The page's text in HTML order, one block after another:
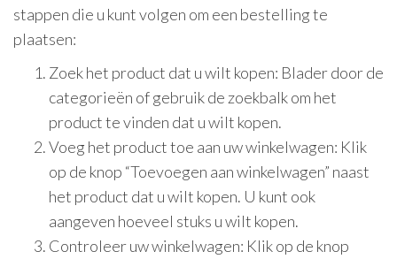
stappen die u kunt volgen om een bestelling te
plaatsen:
Zoek het product dat u wilt kopen: Blader door de
categorieën of gebruik de zoekbalk om het
product te vinden dat u wilt kopen.
Voeg het product toe aan uw winkelwagen: Klik
op de knop “Toevoegen aan winkelwagen” naast
het product dat u wilt kopen. U kunt ook
aangeven hoeveel stuks u wilt kopen.
Controleer uw winkelwagen: Klik op de knop